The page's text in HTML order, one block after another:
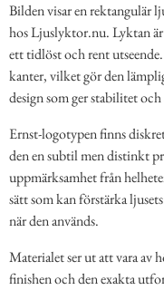
Bilden visar en rektangulär
hos Ljuslyktor.nu. Lyktan
ett tidlöst och rent
kanter, vilket gör den
design som ger stabilitet
Ernst-logotypen finns
den en subtil men distinkt
uppmärksamhet från
sätt som kan förstärka
när den används.
Materialet ser ut att vara av
finishen och den exakta